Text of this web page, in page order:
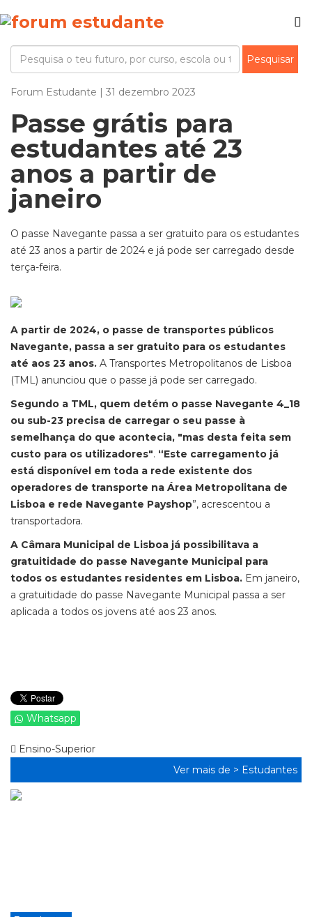
Forum Estudante | 31 dezembro 2023
Passe grátis para
estudantes até 23
anos a partir de
janeiro
O passe Navegante passa a ser gratuito para os estudantes
até 23 anos a partir de 2024 e já pode ser carregado desde
terça-feira.
A partir de 2024, o passe de transportes públicos
Navegante, passa a ser gratuito para os estudantes
até aos 23 anos. A Transportes Metropolitanos de Lisboa
(TML) anunciou que o passe já pode ser carregado.
Segundo a TML, quem detém o passe Navegante 4_18
ou sub-23 precisa de carregar o seu passe à
semelhança do que acontecia, "mas desta feita sem
custo para os utilizadores". “Este carregamento já
está disponível em toda a rede existente dos
operadores de transporte na Área Metropolitana de
Lisboa e rede Navegante Payshop”, acrescentou a
transportadora.
A Câmara Municipal de Lisboa já possibilitava a
gratuitidade do passe Navegante Municipal para
todos os estudantes residentes em Lisboa. Em janeiro,
a gratuitidade do passe Navegante Municipal passa a ser
aplicada a todos os jovens até aos 23 anos.
Whatsapp
Ensino-Superior
Ver mais de > Estudantes